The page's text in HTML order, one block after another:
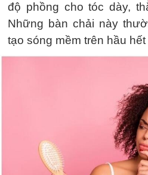
độ phồng cho tóc dày,
Những bàn chải này
tạo sóng mềm trên hầu